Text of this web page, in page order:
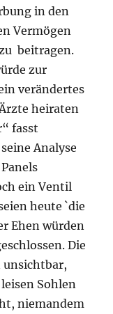
in den
Vermögen
beitragen.
zur
verändertes
heiraten
fasst
Analyse
ein Ventil
heute `die
Ehen würden
Die
unsichtbar,
Sohlen
niemandem